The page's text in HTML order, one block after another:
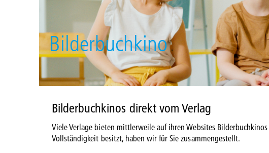
Bilderbuchkino
Bilderbuchkinos direkt vom Verlag
Viele Verlage bieten mittlerweile auf ihren Websites
Vollständigkeit besitzt, haben wir für Sie zusammengestellt.